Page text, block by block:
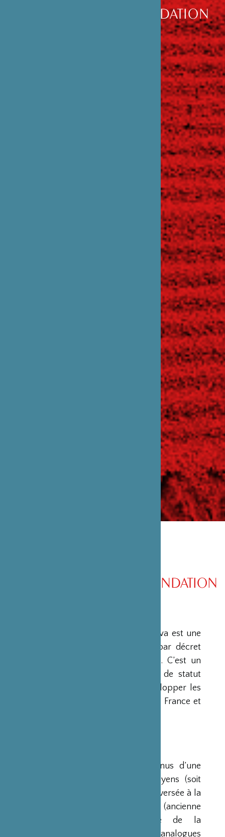
LA FONDATION
PRÉSENTATION DE LA FONDATION
La Fondation Franco-Japonaise Sasakawa est une
fondation reconnue d’utilité publique par décret
du Premier Ministre du 23 mars 1990. C’est un
organisme privé, sans but lucratif et de statut
français, qui a pour mission de « développer les
relations culturelles et d’amitié entre la France et
Ses ressources proviennent des revenus d’une
dotation initiale de trois milliards de yens (soit
environ 20 millions d’euros à l’époque) versée à la
France par la Fondation Nippon (ancienne
Fondation de l’Industrie Japonaise de la
Construction Navale). Des institutions analogues